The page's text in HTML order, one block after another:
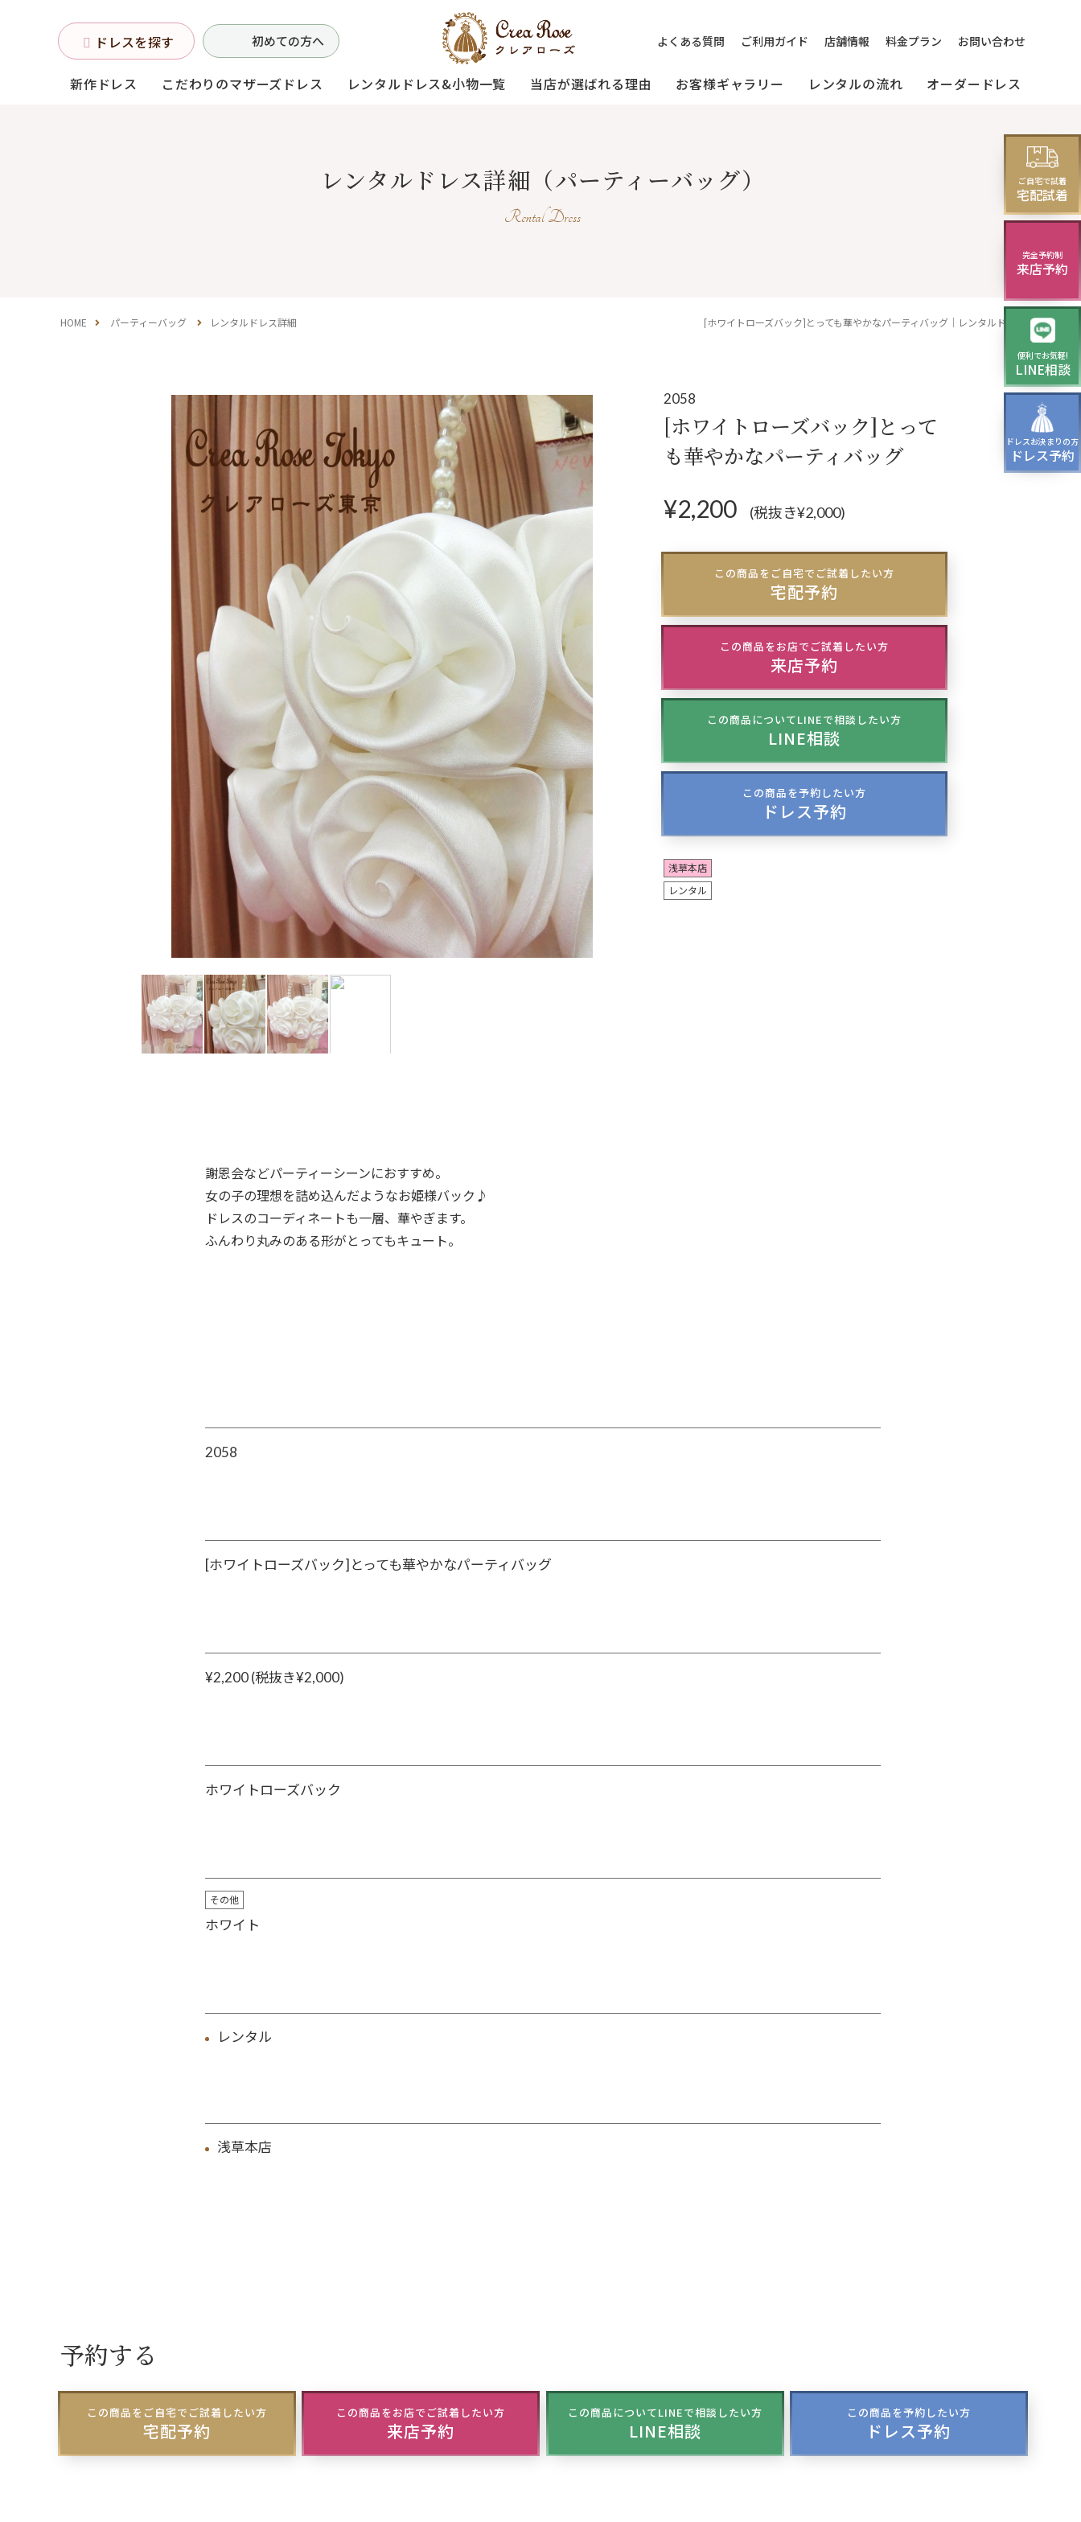
ドレスを探す 初めての方へ よくある質問 ご利用ガイド 店舗情報 料金プラン お問い合わせ
新作ドレス こだわりのマザーズドレス レンタルドレス&小物一覧
フォーマルドレス
(40～50代の方向け)
フォーマルドレス
(おばあ様向け)
還暦お祝いドレス
立食パーティー、
クルージング、
ダンスパーティーのドレス
当店が選ばれる理由 お客様ギャラリー レンタルの流れ
[宅配]
試着・レンタルの流れ
オーダードレス
オーダードレス
レンタルドレス詳細 （パーティーバッグ）
Rental Dress
HOME パーティーバッグ レンタルドレス詳細
2058
[ホワイトローズバック]とって
も華やかなパーティバッグ
¥2,200 (税抜き¥2,000)
この商品をご自宅でご試着したい方
宅配予約
この商品をお店でご試着したい方
来店予約
この商品についてLINEで相談したい方
LINE相談
この商品を予約したい方
ドレス予約
浅草本店
レンタル
謝恩会などパーティーシーンにおすすめ。
女の子の理想を詰め込んだようなお姫様バック♪
ドレスのコーディネートも一層、華やぎます。
ふんわり丸みのある形がとってもキュート。
2058
[ホワイトローズバック]とっても華やかなパーティバッグ
¥2,200 (税抜き¥2,000)
ホワイトローズバック
その他
ホワイト
レンタル
浅草本店
予約する
この商品をご自宅でご試着したい方
宅配予約
この商品をお店でご試着したい方
来店予約
この商品についてLINEで相談したい方
LINE相談
この商品を予約したい方
ドレス予約
ご自宅で試着
宅配試着
完全予約制
来店予約
便利でお気軽!
LINE相談
ドレスお決まりの方
ドレス予約